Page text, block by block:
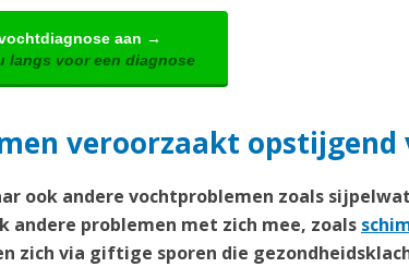
aan →
langs voor een diagnose
veroorzaakt opstijgend
ook andere vochtproblemen zoals
andere problemen met zich mee, zoals
zich via giftige sporen die